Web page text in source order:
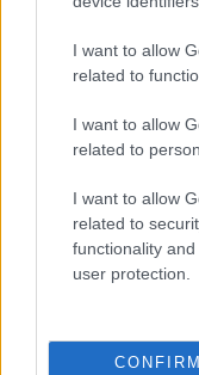
I want to allow
related to
I want to allow
related to
I want to allow
related to
functionality
user protection.
CONFIRM